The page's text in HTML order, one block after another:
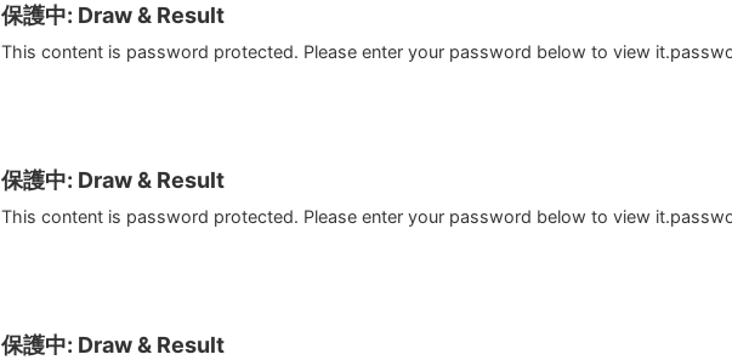
保護中: Draw & Result
This content is password protected. Please enter your password below to view
保護中: Draw & Result
This content is password protected. Please enter your password below to view
保護中: Draw & Result